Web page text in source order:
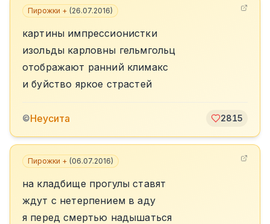
Пирожки + (26.07.2016)
картины импрессионистки
изольды карловны гельмгольц
отображают ранний климакс
и буйство яркое страстей
©Неусита 2815
Пирожки + (06.07.2016)
на кладбище прогулы ставят
ждут с нетерпением в аду
я перед смертью надышаться